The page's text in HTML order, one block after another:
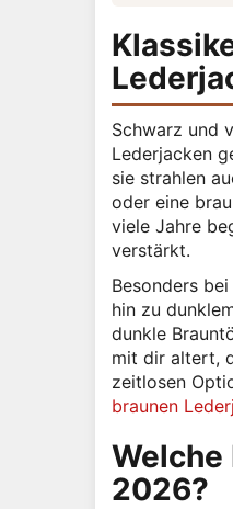
Schwarz und
Lederjacken
sie strahlen
oder eine
viele Jahre
verstärkt.
Besonders
hin zu
dunkle
mit dir altert,
zeitlosen
braunen
Welche
2026?